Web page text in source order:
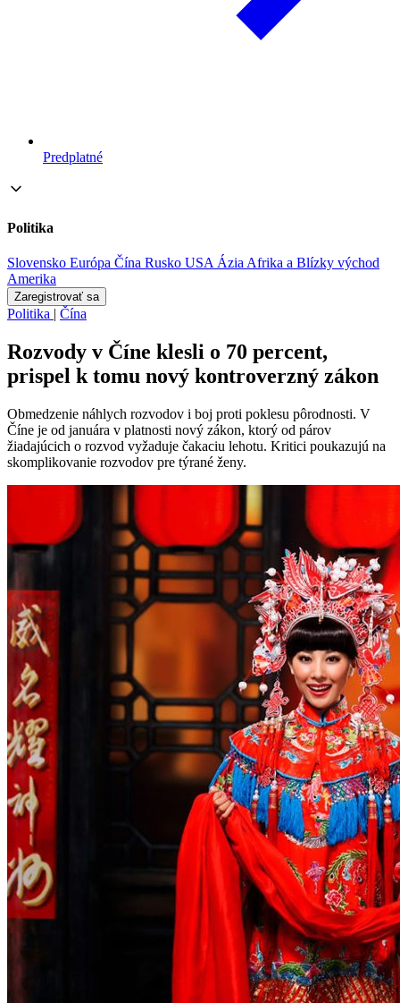
Predplatné
Politika
Slovensko Európa Čína Rusko USA ÁziaAfrika a Blízky východ
Amerika
Zaregistrovať sa
Politika | Čína
Rozvody v Číne klesli o 70 percent,
prispel k tomu nový kontroverzný zákon
Obmedzenie náhlych rozvodov i boj proti poklesu pôrodnosti. V
Číne je od januára v platnosti nový zákon, ktorý od párov
žiadajúcich o rozvod vyžaduje čakaciu lehotu. Kritici poukazujú na
skomplikovanie rozvodov pre týrané ženy.